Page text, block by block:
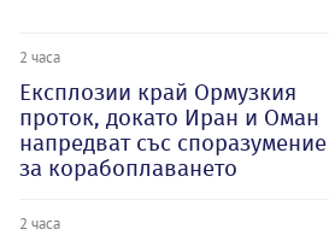
2 часа
Експлозии край Ормузкия
проток, докато Иран и Оман
напредват със споразумение
за корабоплаването
2 часа